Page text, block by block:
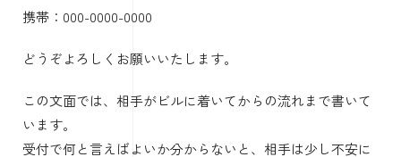
携帯：000-0000-0000
どうぞよろしくお願いいたします。
この文面では、相手がビルに着いてからの流れまで書いて
います。
受付で何と言えばよいか分からないと、相手は少し不安に